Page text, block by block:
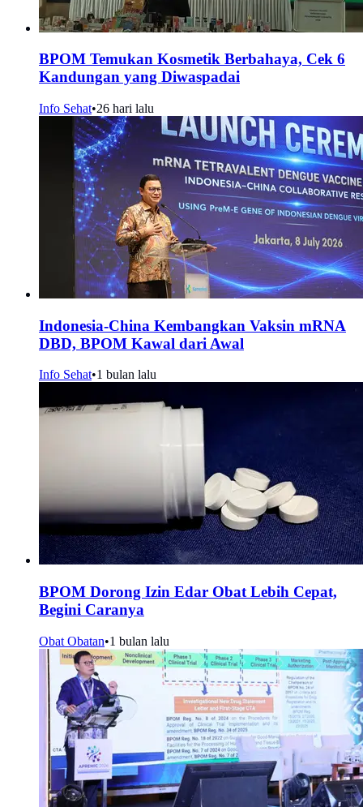
BPOM Temukan Kosmetik Berbahaya, Cek 6
Kandungan yang Diwaspadai
Info Sehat•26 hari lalu
Indonesia-China Kembangkan Vaksin mRNA
DBD, BPOM Kawal dari Awal
Info Sehat•1 bulan lalu
BPOM Dorong Izin Edar Obat Lebih Cepat,
Begini Caranya
Obat Obatan•1 bulan lalu